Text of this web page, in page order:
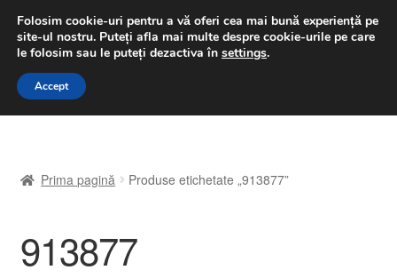
LIVRARE de la 33 lei
luni-vineri 9 a.m. - 4 p.m.031 229 6816
Sari
Sari
A lua legatura
Contul meu
Prima pagină Produse etichetate „913877”
913877
Folosim cookie-uri pentru a vă oferi cea mai bună experiență pe
site-ul nostru. Puteți afla mai multe despre cookie-urile pe care
le folosim sau le puteți dezactiva în settings.
Accept